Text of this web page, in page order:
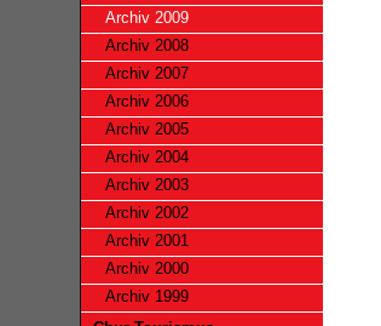
Archiv 2009
Archiv 2008
Archiv 2007
Archiv 2006
Archiv 2005
Archiv 2004
Archiv 2003
Archiv 2002
Archiv 2001
Archiv 2000
Archiv 1999